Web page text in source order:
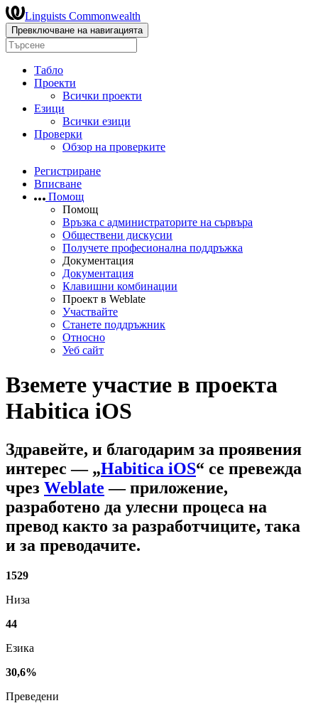
Linguists Commonwealth
Превключване на навигацията
Табло
Проекти
Всички проекти
Езици
Всички езици
Проверки
Обзор на проверките
Регистриране
Вписване
Помощ
Помощ
Връзка с администраторите на сървъра
Обществени дискусии
Получете професионална поддръжка
Документация
Документация
Клавишни комбинации
Проект в Weblate
Участвайте
Станете поддръжник
Относно
Уеб сайт
Вземете участие в проекта
Habitica iOS
Здравейте, и благодарим за проявения
интерес — „Habitica iOS“ се превежда
чрез Weblate — приложение,
разработено да улесни процеса на
превод както за разработчиците, така
и за преводачите.
1529
Низа
44
Езика
30,6%
Преведени